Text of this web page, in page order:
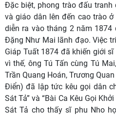
Đặc biệt, phong trào đấu
và giáo dân lên đến cao trào
diễn ra vào tháng 2 năm 1874
Đặng Như Mai lãnh đạo. Việc
Giáp Tuất 1874 đã khiến giới
vì thế, ông Tú Tấn cùng Tú
Trần Quang Hoán, Trương
Ðiển) đã lập tức kêu gọi dân
Sát Tả” và “Bài Ca Kêu Gọi
Sát Tả cho thấy sĩ phu Nho